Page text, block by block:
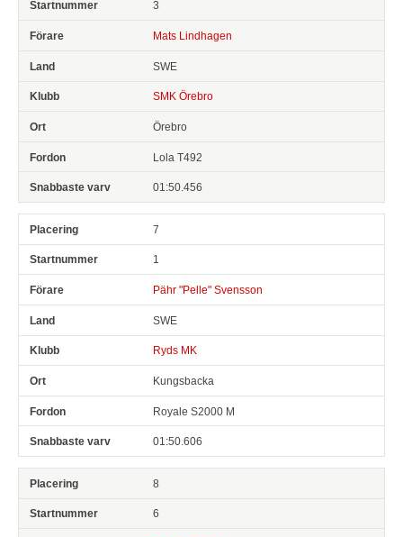
3
Mats Lindhagen
SWE
SMK Örebro
Örebro
Lola T492
01:50.456
7
1
Pähr "Pelle" Svensson
SWE
Ryds MK
Kungsbacka
Royale S2000 M
01:50.606
8
6